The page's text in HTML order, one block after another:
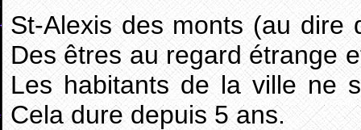
St-Alexis des monts (au dire
Des êtres au regard étrange
Les habitants de la ville ne
Cela dure depuis 5 ans.